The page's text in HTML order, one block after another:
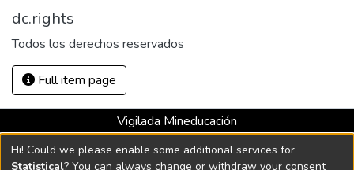
dc.rights
Todos los derechos reservados
Full item page
Vigilada Mineducación
Universidad con Acreditación Institucional hasta 2026 -
Resolución MEN 2158 de 2018
Hi! Could we please enable some additional services for
Statistical? You can always change or withdraw your consent